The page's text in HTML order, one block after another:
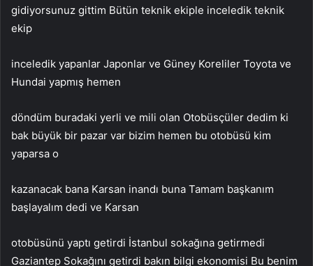
gidiyorsunuz gittim Bütün teknik ekiple inceledik teknik
ekip
inceledik yapanlar Japonlar ve Güney Koreliler Toyota ve
Hundai yapmış hemen
döndüm buradaki yerli ve mili olan Otobüsçüler dedim ki
bak büyük bir pazar var bizim hemen bu otobüsü kim
yaparsa o
kazanacak bana Karsan inandı buna Tamam başkanım
başlayalım dedi ve Karsan
otobüsünü yaptı getirdi İstanbul sokağına getirmedi
Gaziantep Sokağını getirdi bakın bilgi ekonomisi Bu benim